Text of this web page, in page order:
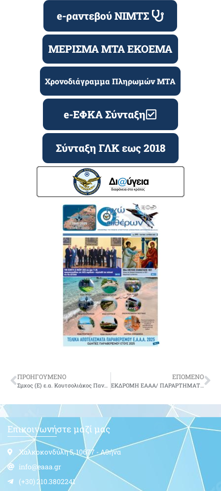
e-ραντεβού ΝΙΜΤΣ
ΜΕΡΙΣΜΑ ΜΤΑ ΕΚΟΕΜΑ
Χρονοδιάγραμμα Πληρωμών ΜΤΑ
e-ΕΦΚΑ Σύνταξη
Σύνταξη ΓΛΚ εως 2018
ΠΡΟΗΓΟΥΜΕΝΟ
Σμχος (Ε) ε.α. Κουτσολιάκος Παναγιώτης του Βασίλειου
ΕΠΟΜΕΝΟ
ΕΚΔΡΟΜΗ ΕΑΑΑ/ ΠΑΡΑΡΤΗΜΑΤΟΣ ΧΑΝΙΩΝ ΡΕΘΥΜΝΗΣ ΣΤΟΝ ΑΡΧΑΙΟΛΟΓΙΚΟ ΧΩΡΟ ΤΗΣ ΑΡΧΑΙΑΣ ΦΑΙΣΤΟΥ ΚΑΙ ΣΤΗΝ ΙΕΡΑ ΜΟΝΗ ΑΓΙΟΥ ΑΝΤΩΝΙΟΥ (ΒΡΟΝΤΗΣΙ) ΣΤΗΝ ΠΕΡΙΟΧΗ ΤΟΥ ΖΑΡΟΥ
Επικοινωνήστε μαζί μας
Χαλκοκονδύλη 5, 10677 - Αθήνα
info@eaaa.gr
(+30) 210.3802241